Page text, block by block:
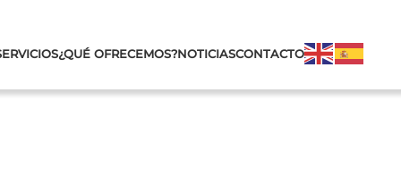
¿QUÉ OFRECEMOS?NOTICIASCONTACTO